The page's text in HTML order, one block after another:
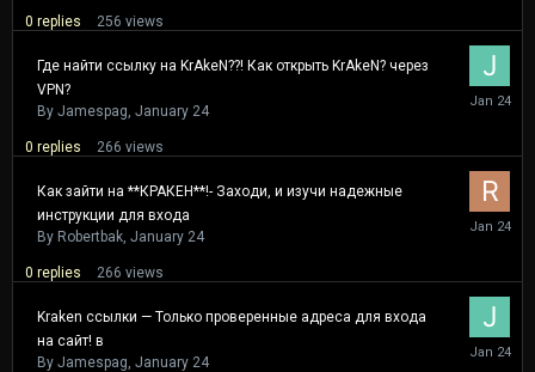
0 replies 256 views
Где найти ссылку на KrAkeN??! Как открыть KrAkeN? через
VPN?
By Jamespag January 24
0 replies 266 views
January
24
Как зайти на **КРАКЕН**!- Заходи, и изучи надежные
инструкции для входа
By Robertbak January 24
0 replies 266 views
January
24
Kraken ссылки — Только проверенные адреса для входа
на сайт! в
By Jamespag January 24
January
24